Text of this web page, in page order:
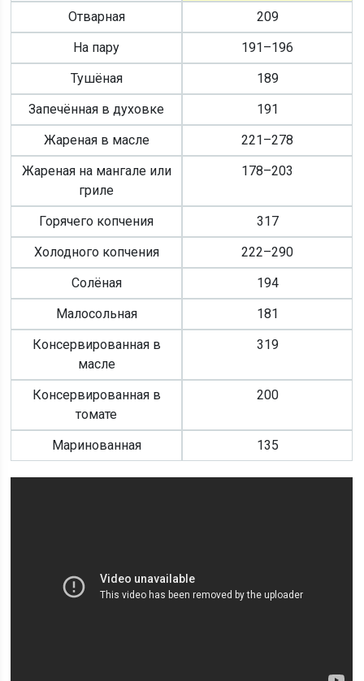
Отварная
209
На пару
191–196
Тушёная
189
Запечённая в духовке
191
Жареная в масле
221–278
Жареная на мангале или
гриле
178–203
Горячего копчения
317
Холодного копчения
222–290
Солёная
194
Малосольная
181
Консервированная в
масле
319
Консервированная в
томате
200
Маринованная 135